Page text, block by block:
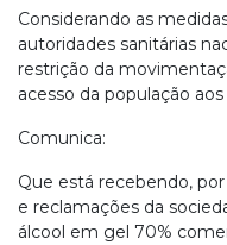
Considerando as
autoridades sanitárias
restrição da
acesso da população
Comunica:
Que está recebendo,
e reclamações da
álcool em gel 70%